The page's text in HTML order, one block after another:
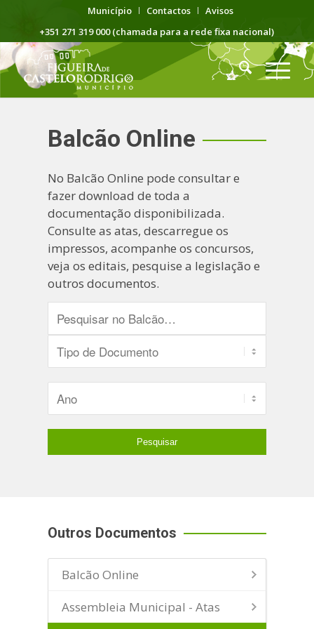
Município Contactos
Avisos
+351 271 319 000 (chamada para a rede fixa nacional)
Balcão Online
No Balcão Online pode consultar e
fazer download de toda a
documentação disponibilizada.
Consulte as atas, descarregue os
impressos, acompanhe os concursos,
veja os editais, pesquise a legislação e
outros documentos.
Outros Documentos
Balcão Online
Assembleia Municipal - Atas